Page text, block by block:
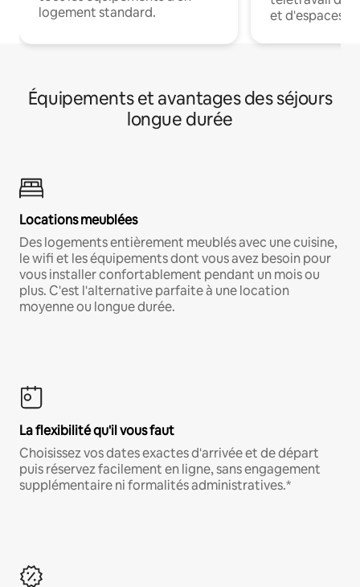
logement standard.
et d'espaces
Équipements et avantages des séjours
longue durée
Locations meublées
Des logements entièrement meublés avec une cuisine,
le wifi et les équipements dont vous avez besoin pour
vous installer confortablement pendant un mois ou
plus. C'est l'alternative parfaite à une location
moyenne ou longue durée.
La flexibilité qu'il vous faut
Choisissez vos dates exactes d'arrivée et de départ
puis réservez facilement en ligne, sans engagement
supplémentaire ni formalités administratives.*